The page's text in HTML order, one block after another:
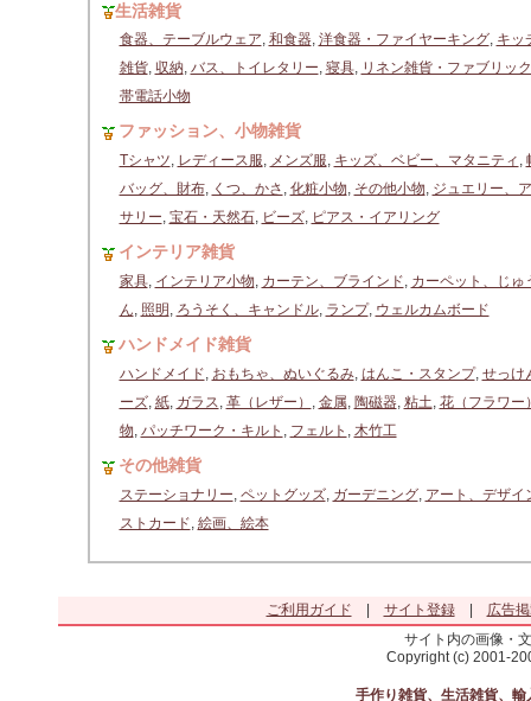
生活雑貨
食器、テーブルウェア, 和食器, 洋食器・ファイヤーキング, キッ
雑貨, 収納, バス、トイレタリー, 寝具, リネン雑貨・ファブリック
帯電話小物
ファッション、小物雑貨
Tシャツ, レディース服, メンズ服, キッズ、ベビー、マタニティ ,
バッグ、財布, くつ、かさ , 化粧小物, その他小物, ジュエリー、
サリー, 宝石・天然石, ビーズ, ピアス・イアリング
インテリア雑貨
家具, インテリア小物, カーテン、ブラインド, カーペット、じゅ
ん, 照明 , ろうそく、キャンドル, ランプ, ウェルカムボード
ハンドメイド雑貨
ハンドメイド, おもちゃ、ぬいぐるみ, はんこ・スタンプ, せっけ
ーズ, 紙, ガラス, 革（レザー） , 金属, 陶磁器, 粘土, 花（フラワー
物, パッチワーク・キルト , フェルト , 木竹工
その他雑貨
ステーショナリー, ペットグッズ, ガーデニング, アート、デザイ
ストカード, 絵画、絵本
ご利用ガイド サイト登録|
広告
サイト内の画像・
Copyright (c) 2001-
手作り雑貨、生活雑貨、